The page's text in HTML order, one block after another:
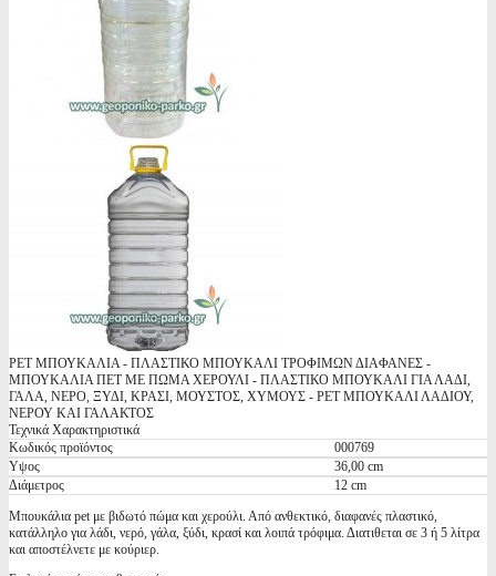
PET ΜΠΟΥΚΑΛΙΑ - ΠΛΑΣΤΙΚΟ ΜΠΟΥΚΑΛΙ ΤΡΟΦΙΜΩΝ ΔΙΑΦΑΝΕΣ -
ΜΠΟΥΚΑΛΙΑ ΠΕΤ ΜΕ ΠΩΜΑ ΧΕΡΟΥΛΙ - ΠΛΑΣΤΙΚΟ ΜΠΟΥΚΑΛΙ ΓΙΑ ΛΑΔΙ,
ΓΑΛΑ, ΝΕΡΟ, ΞΥΔΙ, ΚΡΑΣΙ, ΜΟΥΣΤΟΣ, ΧΥΜΟΥΣ - PET ΜΠΟΥΚΑΛΙ ΛΑΔΙΟΥ,
ΝΕΡΟΥ ΚΑΙ ΓΑΛΑΚΤΟΣ
Τεχνικά Χαρακτηριστικά
Κωδικός προϊόντος
000769
Υψος
36,00 cm
Διάμετρος
12 cm
Μπουκάλια pet με βιδωτό πώμα και χερούλι. Από ανθεκτικό, διαφανές πλαστικό,
κατάλληλο για λάδι, νερό, γάλα, ξύδι, κρασί και λοιπά τρόφιμα. Διατιθεται σε 3 ή 5 λίτρα
και αποστέλνετε με κούριερ.